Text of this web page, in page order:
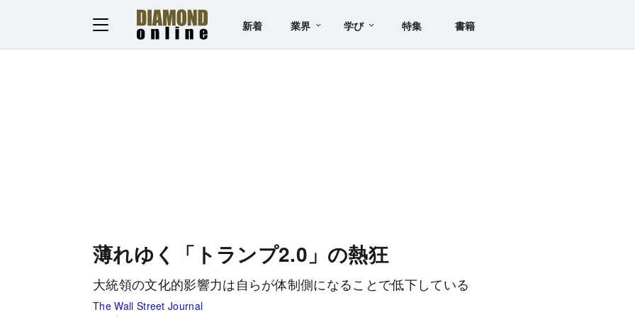
新着 業界 学び 特集 書籍
薄れゆく「トランプ2.0」の熱狂
大統領の文化的影響力は自らが体制側になることで低下している
The Wall Street Journal